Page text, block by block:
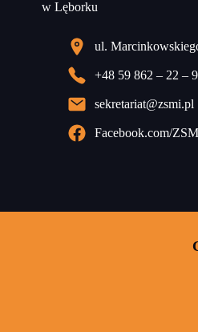
ul.
+48 59 862 – 22 –
sekretariat@zsmi.pl
Facebook.com/